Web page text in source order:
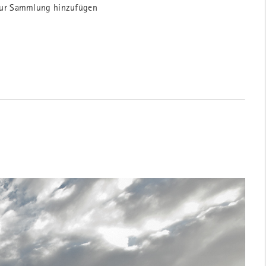
Sammlung hinzufügen